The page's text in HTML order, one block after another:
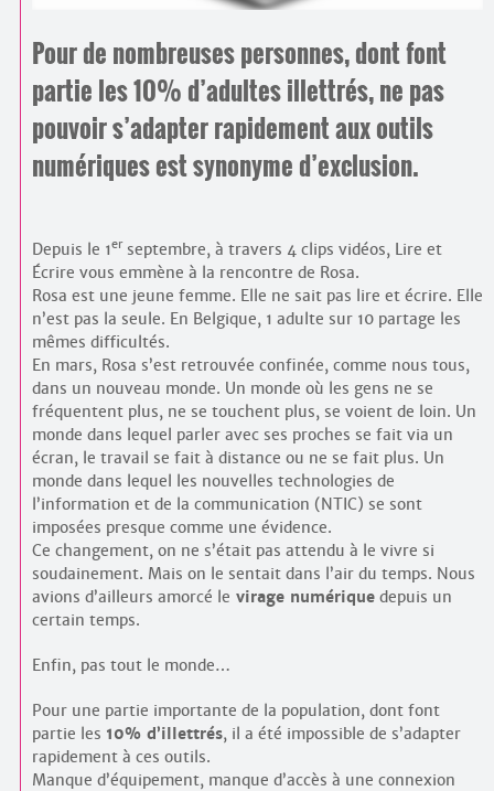
Pour de nombreuses personnes, dont font
partie les 10% d’adultes illettrés, ne pas
pouvoir s’adapter rapidement aux outils
numériques est synonyme d’exclusion.
Depuis le 1erseptembre, à travers 4 clips vidéos, Lire et
Écrire vous emmène à la rencontre de Rosa.
Rosa est une jeune femme. Elle ne sait pas lire et écrire. Elle
n’est pas la seule. En Belgique, 1 adulte sur 10 partage les
mêmes difficultés.
En mars, Rosa s’est retrouvée confinée, comme nous tous,
dans un nouveau monde. Un monde où les gens ne se
fréquentent plus, ne se touchent plus, se voient de loin. Un
monde dans lequel parler avec ses proches se fait via un
écran, le travail se fait à distance ou ne se fait plus. Un
monde dans lequel les nouvelles technologies de
l’information et de la communication (NTIC) se sont
imposées presque comme une évidence.
Ce changement, on ne s’était pas attendu à le vivre si
soudainement. Mais on le sentait dans l’air du temps. Nous
avions d’ailleurs amorcé le virage numériquedepuis un
certain temps.
Enfin, pas tout le monde…
Pour une partie importante de la population, dont font
partie les 10% d’illettrés, il a été impossible de s’adapter
rapidement à ces outils.
Manque d’équipement, manque d’accès à une connexion